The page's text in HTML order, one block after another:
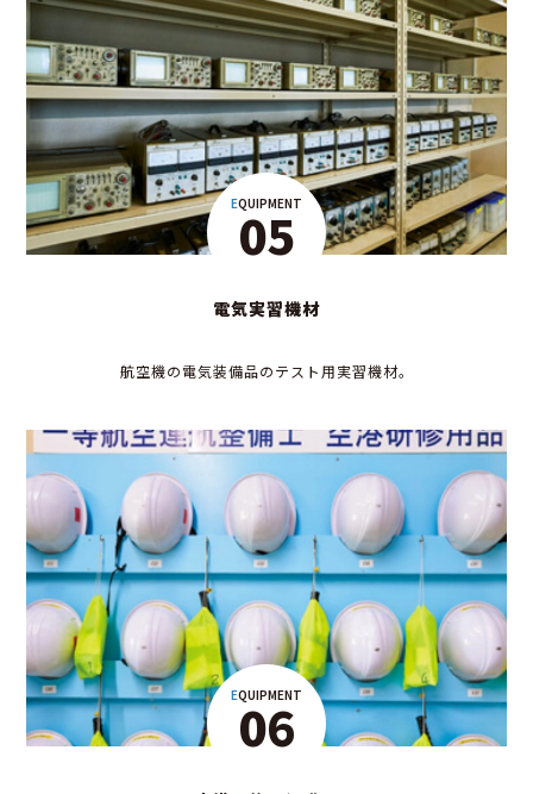
EQUIPMENT
05
電気実習機材
航空機の電気装備品のテスト用実習機材。
EQUIPMENT
06